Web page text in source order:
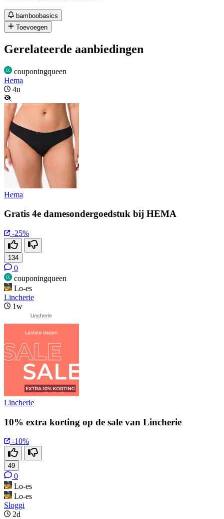
bamboobasics
Toevoegen
Gerelateerde aanbiedingen
couponingqueen
Hema
4u
Hema
Gratis 4e damesondergoedstuk bij HEMA
-25%
134
0
couponingqueen
Lo-es
Lincherie
1w
Lincherie
10% extra korting op de sale van Lincherie
-10%
49
0
Lo-es
Lo-es
Sloggi
2d